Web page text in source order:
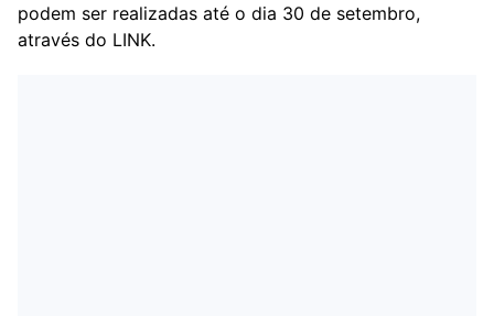
podem ser realizadas até o dia 30 de setembro,
através do LINK.